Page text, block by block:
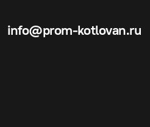
info@prom-kotlovan.ru